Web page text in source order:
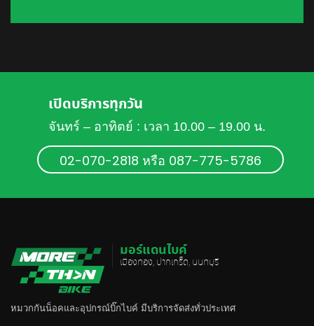
เปิดบริการทุกวัน
จันทร์ – อาทิตย์ : เวลา 10.00 – 19.00 น.
02-070-2818 หรือ 087-775-5786
มอร์แดนไบค์
เมืองทอง, ปากเกร็ด, นนทบุรี
หมวกกันน็อคและอุปกรณ์บิ๊กไบค์ มีบริการจัดส่งทั่วประเทศ